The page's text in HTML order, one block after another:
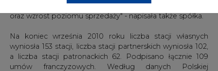
strategią poprzez rozwój ilościowy i jakościowy sieci stacji
oraz wzrost poziomu sprzedaży" - napisała także spółka.
Na koniec września 2010 roku liczba stacji własnych
wyniosła 153 stacji, liczba stacji partnerskich wyniosła 102,
a liczba stacji patronackich 62. Podpisano łącznie 109
umów franczyzowych. Według danych Polskiej